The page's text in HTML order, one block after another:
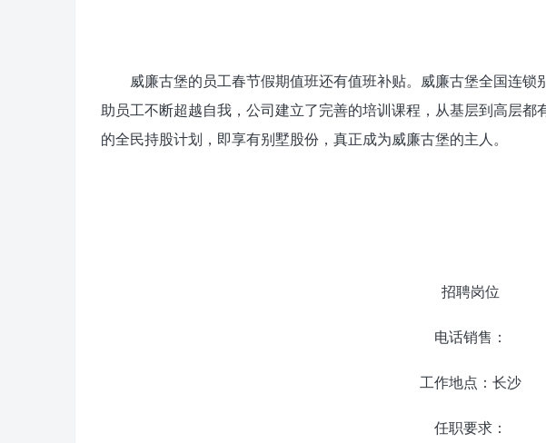
威廉古堡的员工春节假期值班还有值班补贴。威廉古堡全国连锁
助员工不断超越自我，公司建立了完善的培训课程，从基层到高层都
的全民持股计划，即享有别墅股份，真正成为威廉古堡的主人。
招聘岗位
电话销售：
工作地点：长沙
任职要求：